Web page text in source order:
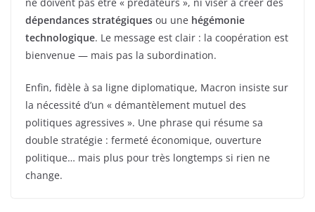
ne doivent pas être « prédateurs », ni viser à créer des
dépendances stratégiques ou une hégémonie
technologique. Le message est clair : la coopération est
bienvenue — mais pas la subordination.
Enfin, fidèle à sa ligne diplomatique, Macron insiste sur
la nécessité d’un « démantèlement mutuel des
politiques agressives ». Une phrase qui résume sa
double stratégie : fermeté économique, ouverture
politique… mais plus pour très longtemps si rien ne
change.